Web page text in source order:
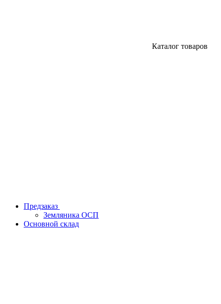
Каталог товаров
Предзаказ
Земляника ОСП
Основной склад